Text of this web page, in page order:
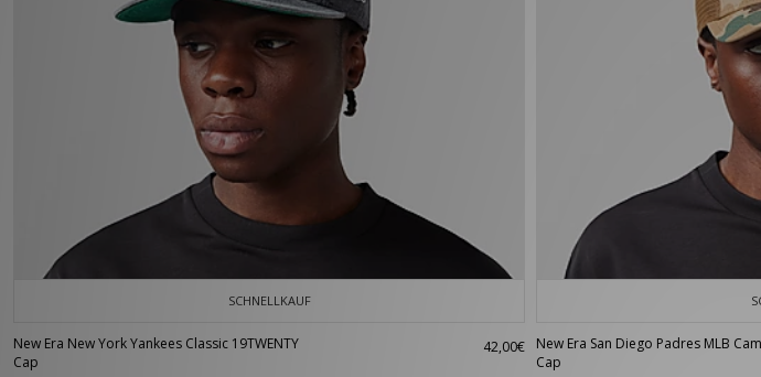
SCHNELLKAUF
New Era New York Yankees Classic 19TWENTY
Cap
42,00€
New Era San Diego Padres MLB
Cap